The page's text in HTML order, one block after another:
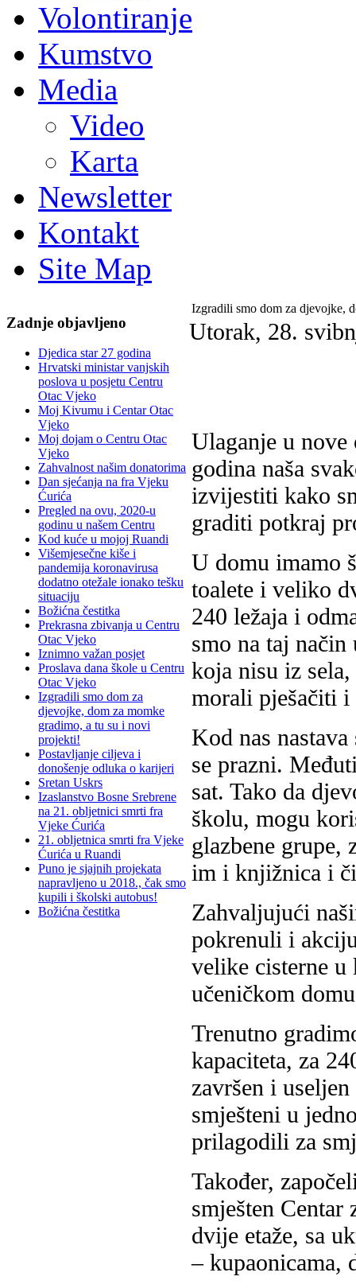
Volontiranje
Kumstvo
Media
Video
Karta
Newsletter
Kontakt
Site Map
Zadnje objavljeno
Djedica star 27 godina
Hrvatski ministar vanjskih
poslova u posjetu Centru
Otac Vjeko
Moj Kivumu i Centar Otac
Vjeko
Moj dojam o Centru Otac
Vjeko
Zahvalnost našim donatorima
Dan sjećanja na fra Vjeku
Ćurića
Pregled na ovu, 2020-u
godinu u našem Centru
Kod kuće u mojoj Ruandi
Višemjesečne kiše i
pandemija koronavirusa
dodatno otežale ionako tešku
situaciju
Božićna čestitka
Prekrasna zbivanja u Centru
Otac Vjeko
Iznimno važan posjet
Proslava dana škole u Centru
Otac Vjeko
Izgradili smo dom za
djevojke, dom za momke
gradimo, a tu su i novi
projekti!
Postavljanje ciljeva i
donošenje odluka o karijeri
Sretan Uskrs
Izaslanstvo Bosne Srebrene
na 21. obljetnici smrti fra
Vjeke Ćurića
21. obljetnica smrti fra Vjeke
Ćurića u Ruandi
Puno je sjajnih projekata
napravljeno u 2018., čak smo
kupili i školski autobus!
Božićna čestitka
Izgradili smo dom za djevojke,
Utorak, 28.
Ulaganje u
godina naša
izvijestiti kako
graditi potkraj
U domu imamo
toalete i veliko
240 ležaja i
smo na taj
koja nisu iz
morali pješačiti i
Kod nas
se prazni.
sat. Tako da
školu, mogu
glazbene grupe,
im i knjižnica i
Zahvaljujući
pokrenuli i
velike cisterne u
učeničkom
Trenutno
kapaciteta, za
završen i
smješteni u
prilagodili za
Također,
smješten
dvije etaže, sa
– kupaonicama,